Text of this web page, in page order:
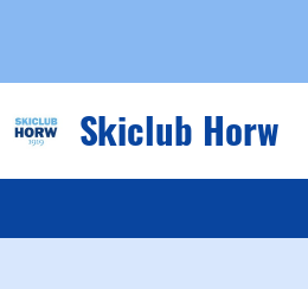
Skiclub Horw